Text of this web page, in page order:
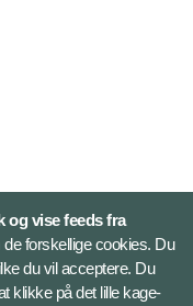
og vise feeds fra
forskellige cookies. Du
du vil acceptere. Du
klikke på det lille kage-